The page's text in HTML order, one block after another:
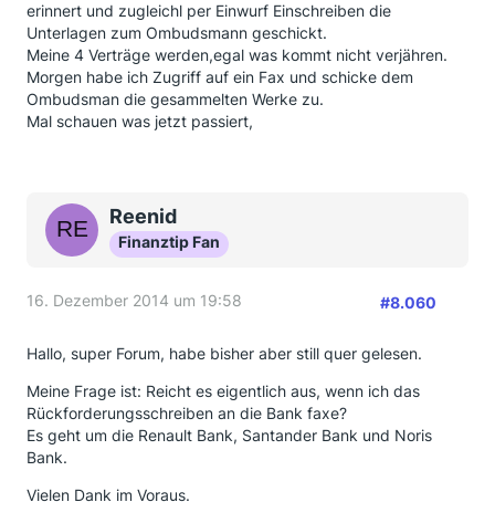
erinnert und zugleichl per Einwurf Einschreiben die
Unterlagen zum Ombudsmann geschickt.
Meine 4 Verträge werden,egal was kommt nicht verjähren.
Morgen habe ich Zugriff auf ein Fax und schicke dem
Ombudsman die gesammelten Werke zu.
Mal schauen was jetzt passiert,
Reenid
Finanztip Fan
16. Dezember 2014 um 19:58 #8.060
Hallo, super Forum, habe bisher aber still quer gelesen.
Meine Frage ist: Reicht es eigentlich aus, wenn ich das
Rückforderungsschreiben an die Bank faxe?
Es geht um die Renault Bank, Santander Bank und Noris
Bank.
Vielen Dank im Voraus.